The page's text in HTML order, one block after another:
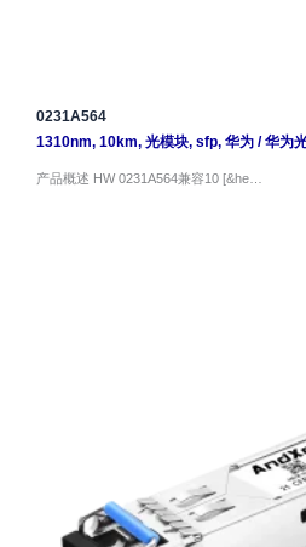
0231A564
1310nm, 10km, 光模块, sfp, 华为/华为
产品概述 HW 0231A564兼容10 [&he…